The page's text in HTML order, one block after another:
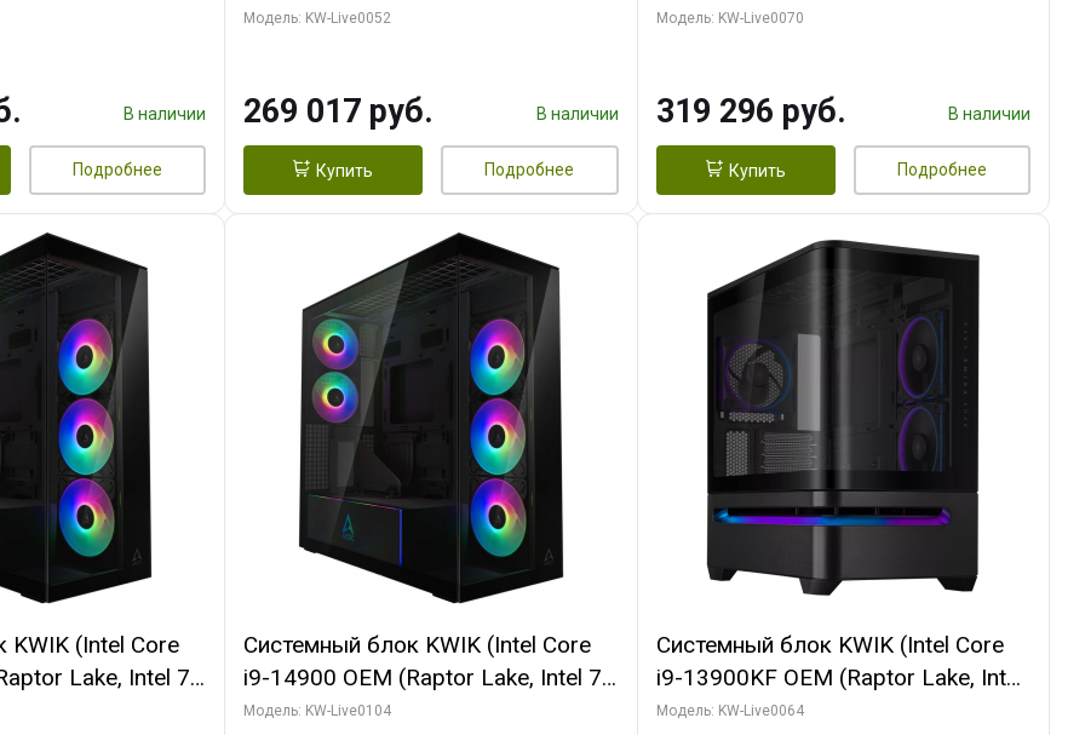
64 ГБ ОЗУ (2
SSD)
В наличии
Подробнее
C24 16EC/8PC// 64 ГБ ОЗУ (2
256bit 3xDP HD/ 512 ГБ SSD)
Модель: KW-Live0052
269 017 руб. В наличии
Купить Подробнее
C24 16EC/8PC// 64 ГБ ОЗУ (2
GDDR7 256bit/ 960 ГБ SSD)
Модель: KW-Live0070
319 296 руб. В наличии
Купить Подробнее
KWIK (Intel Core
Lake, Intel 7,
ГБ ОЗУ (2
Системный блок KWIK (Intel Core
i9-14900 OEM (Raptor Lake, Intel 7,
C24 16EC/8PC// 64 ГБ ОЗУ (2
Модель: KW-Live0104
Системный блок KWIK (Intel Core
i9-13900KF OEM (Raptor Lake, Intel
7, C24 16EC/8P/ 64 ГБ ОЗУ (2
Модель: KW-Live0064